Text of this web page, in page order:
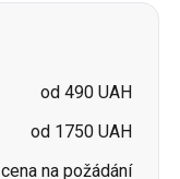
od 490 UAH
od 1750 UAH
cena na požádání